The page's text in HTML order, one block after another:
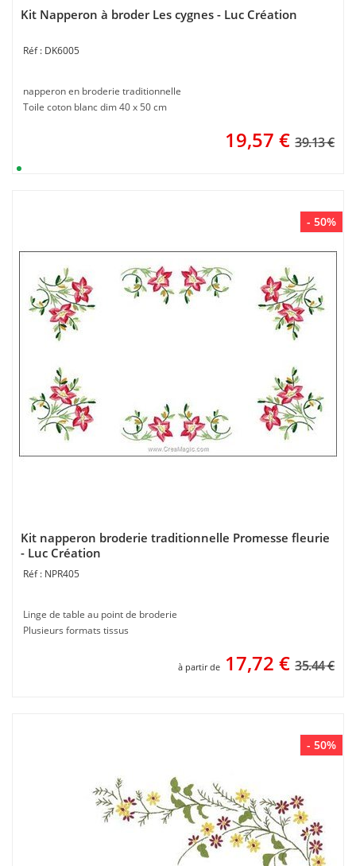
Kit Napperon à broder Les cygnes - Luc Création
DK6005
napperon en broderie traditionnelle
Toile coton blanc dim 40 x 50 cm
19,57 € 39.13 €
- 50%
Kit napperon broderie traditionnelle Promesse fleurie
- Luc Création
NPR405
Linge de table au point de broderie
Plusieurs formats tissus
à partir de 17,72 € 35.44 €
- 50%